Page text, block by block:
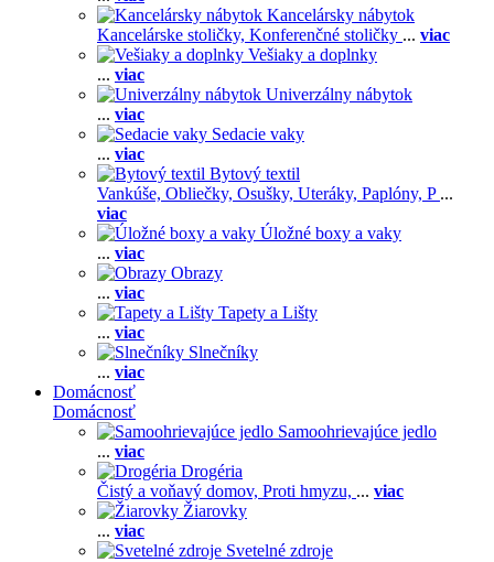
Kancelársky nábytok
Kancelárske stoličky, Konferenčné stoličky ... viac
Vešiaky a doplnky
... viac
Univerzálny nábytok
... viac
Sedacie vaky
... viac
Bytový textil
Vankúše, Obliečky, Osušky, Uteráky, Paplóny, P ...
viac
Úložné boxy a vaky
... viac
Obrazy
... viac
Tapety a Lišty
... viac
Slnečníky
... viac
Domácnosť
Domácnosť
Samoohrievajúce jedlo
... viac
Drogéria
Čistý a voňavý domov, Proti hmyzu, ... viac
Žiarovky
... viac
Svetelné zdroje